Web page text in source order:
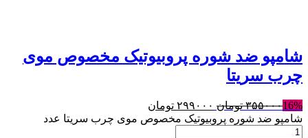
شامپو ضد شوره پروبیوتیک مخصوص موی
چرب سریتا
16%۳۵۵۰۰۰ تومان ۲۹۹۰۰۰ تومان
شامپو ضد شوره پروبیوتیک مخصوص موی چرب سریتا عدد